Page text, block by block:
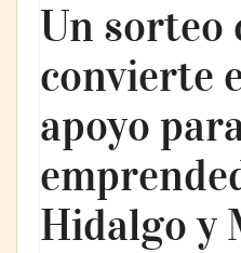
Un sorteo
convierte
apoyo
Hidalgo y